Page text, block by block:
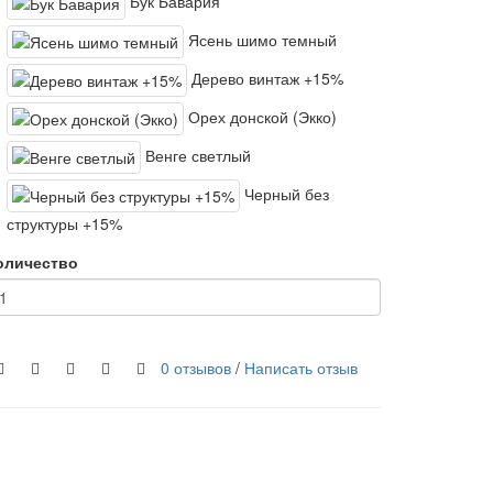
Ясень шимо темный
Дерево винтаж +15%
Орех донской (Экко)
Венге светлый
Черный без
структуры +15%
0 отзывов / Написать отзыв